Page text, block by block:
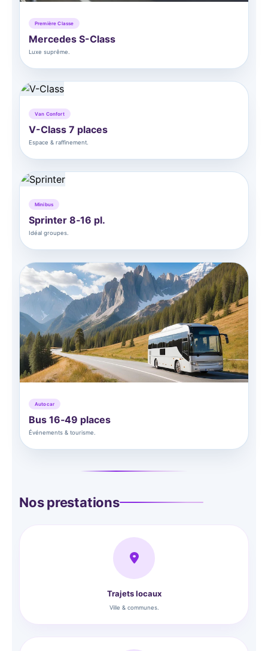
Première Classe
Mercedes S-Class
Luxe suprême.
Van Confort
V-Class 7 places
Espace & raffinement.
Minibus
Sprinter 8‑16 pl.
Idéal groupes.
Autocar
Bus 16‑49 places
Événements & tourisme.
Nos prestations
Trajets locaux
Ville & communes.